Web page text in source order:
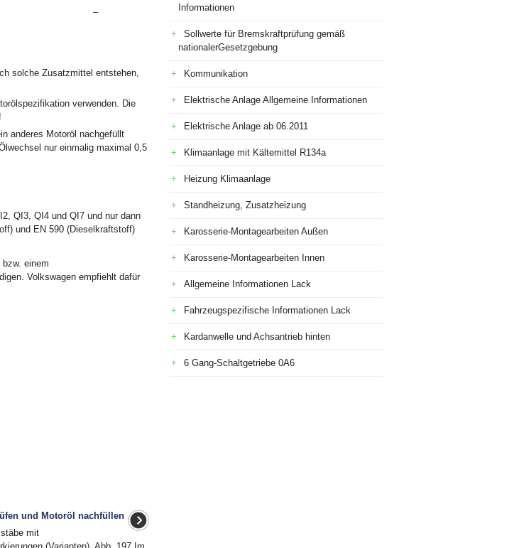
–
solche Zusatzmittel entstehen,
verwenden. Die
anderes Motoröl nachgefüllt
nur einmalig maximal 0,5
QI3, QI4 und QI7 und nur dann
und EN 590 (Dieselkraftstoff)
einem
Volkswagen empfiehlt dafür
und Motoröl nachfüllen
mit
Informationen
Sollwerte für Bremskraftprüfung gemäß
nationalerGesetzgebung
Kommunikation
Elektrische Anlage Allgemeine Informationen
Elektrische Anlage ab 06.2011
Klimaanlage mit Kältemittel R134a
Heizung Klimaanlage
Standheizung, Zusatzheizung
Karosserie-Montagearbeiten Außen
Karosserie-Montagearbeiten Innen
Allgemeine Informationen Lack
Fahrzeugspezifische Informationen Lack
Kardanwelle und Achsantrieb hinten
6 Gang-Schaltgetriebe 0A6